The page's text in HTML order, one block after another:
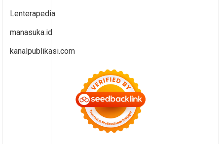
Lenterapedia
manasuka.id
kanalpublikasi.com